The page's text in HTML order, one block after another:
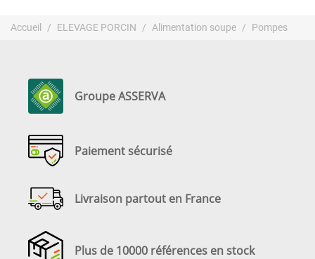
Accueil ELEVAGE PORCIN Alimentation soupe Pompes
Groupe ASSERVA
Paiement sécurisé
Livraison partout en France
Plus de 10000 références en stock